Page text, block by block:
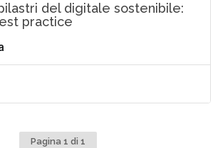
del digitale sostenibile:
practice
Pagina 1 di 1